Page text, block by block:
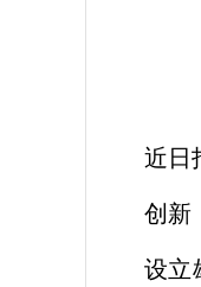
近日
创新
设立